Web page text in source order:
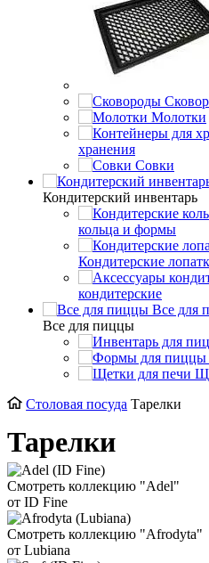
Молотки
хранения
Совки
Кондитерский инвентарь
кольца и формы
Кондитерские
кондитерские
Все для
Все для пиццы
Столовая посуда Тарелки
Тарелки
Смотреть коллекцию "Adel"
от ID Fine
Смотреть коллекцию "Afrodyta"
от Lubiana